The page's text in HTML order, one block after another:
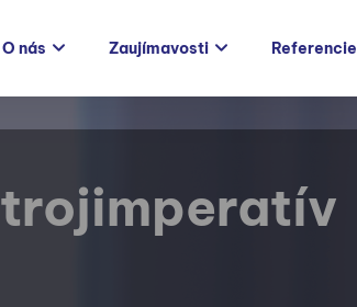
O nás Zaujímavosti Referencie
trojimperatív